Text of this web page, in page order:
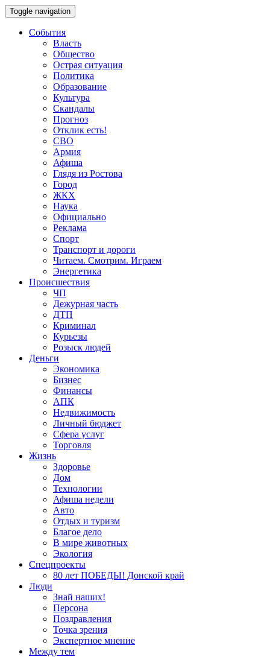
Toggle navigation
События
Власть
Общество
Острая ситуация
Политика
Образование
Культура
Скандалы
Прогноз
Отклик есть!
СВО
Армия
Афиша
Глядя из Ростова
Город
ЖКХ
Наука
Официально
Реклама
Спорт
Транспорт и дороги
Читаем. Смотрим. Играем
Энергетика
Происшествия
ЧП
Дежурная часть
ДТП
Криминал
Курьезы
Розыск людей
Деньги
Экономика
Бизнес
Финансы
АПК
Недвижимость
Личный бюджет
Сфера услуг
Торговля
Жизнь
Здоровье
Дом
Технологии
Афиша недели
Авто
Отдых и туризм
Благое дело
В мире животных
Экология
Спецпроекты
80 лет ПОБЕДЫ! Донской край
Люди
Знай наших!
Персона
Поздравления
Точка зрения
Экспертное мнение
Между тем